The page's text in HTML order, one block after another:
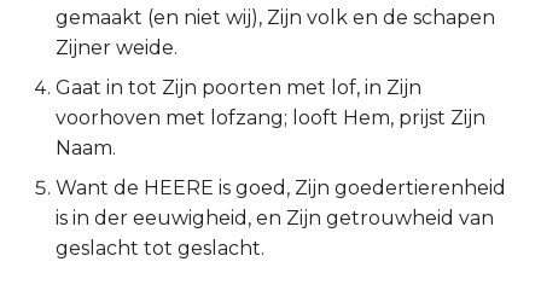
Romeinen
1 Korinthe
2 Korinthe
Galaten
Éfeze
gemaakt (en niet wij), Zijn volk en de schapen
Zijner weide.
Gaat in tot Zijn poorten met lof, in Zijn
voorhoven met lofzang; looft Hem, prijst Zijn
Naam.
Want de HEERE is goed, Zijn goedertierenheid
is in der eeuwigheid, en Zijn getrouwheid van
geslacht tot geslacht.